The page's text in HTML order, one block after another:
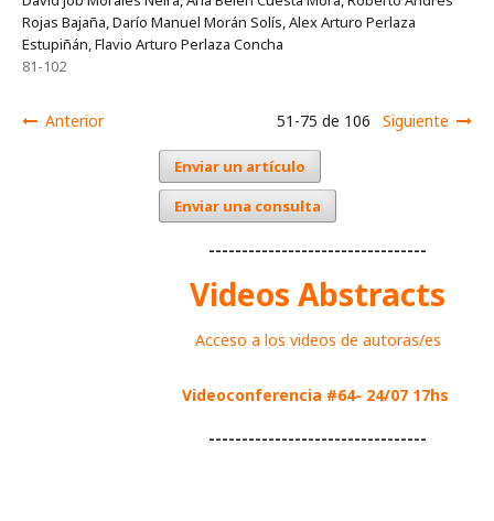
Rojas Bajaña, Darío Manuel Morán Solís, Alex Arturo Perlaza
Estupiñán, Flavio Arturo Perlaza Concha
81-102
Anterior 51-75 de 106 Siguiente
Enviar un artículo
Enviar una consulta
---------------------------------
Videos Abstracts
Acceso a los videos de autoras/es
Videoconferencia #64- 24/07 17hs
---------------------------------